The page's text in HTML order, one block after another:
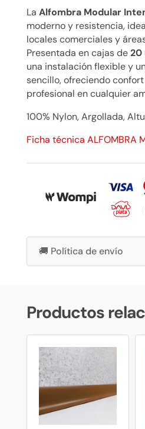
La Alfombra Modular
moderno y resistencia,
locales comerciales y
Presentada en cajas de20
una instalación flexible y
sencillo, ofreciendo
profesional en cualquier
100% Nylon, Argollada,
Ficha técnica ALFOMBRA
🚚 Política de envío
Productos